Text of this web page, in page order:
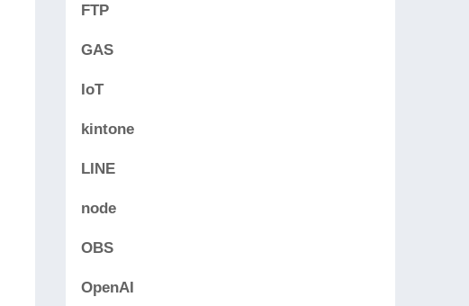
FTP
GAS
IoT
kintone
LINE
node
OBS
OpenAI